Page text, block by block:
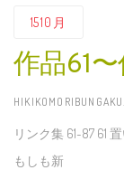
1510月
作品61
AUTHOR
リンク集 61~87 61
もしも新